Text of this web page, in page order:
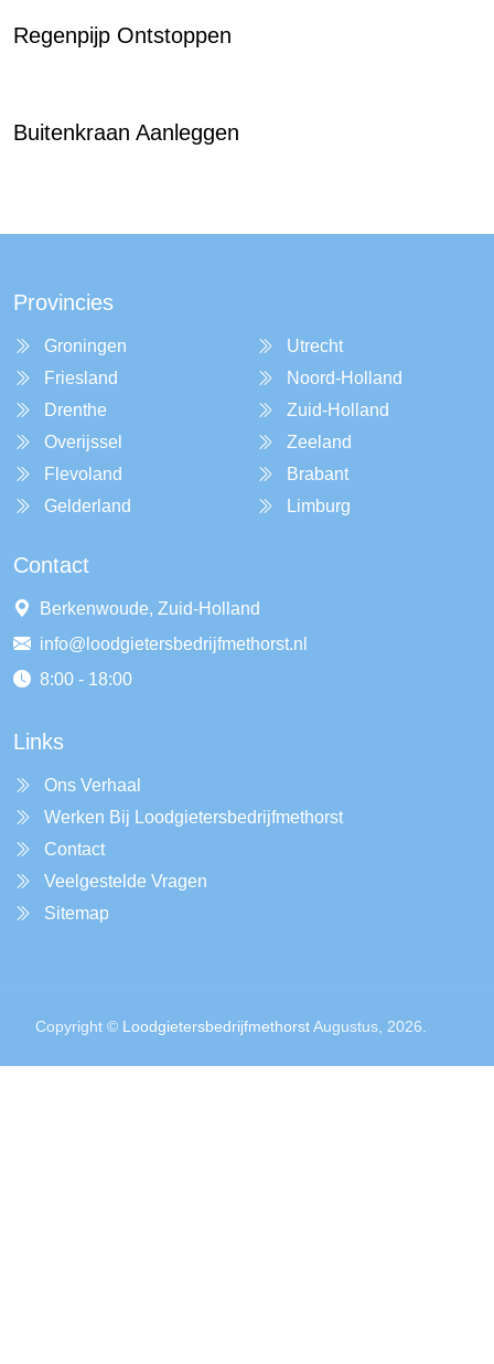
Regenpijp Ontstoppen
Buitenkraan Aanleggen
Provincies
Groningen
Friesland
Drenthe
Overijssel
Flevoland
Gelderland
Utrecht
Noord-Holland
Zuid-Holland
Zeeland
Brabant
Limburg
Contact
Berkenwoude, Zuid-Holland
info@loodgietersbedrijfmethorst.nl
8:00 - 18:00
Links
Ons Verhaal
Werken Bij Loodgietersbedrijfmethorst
Contact
Veelgestelde Vragen
Sitemap
Copyright © LoodgietersbedrijfmethorstAugustus, 2026.